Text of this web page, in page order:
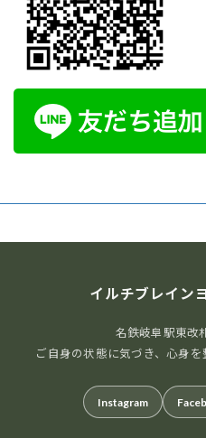
イルチブレイン
名鉄岐阜駅東改
ご自身の状態に気づき、心身を
Instagram